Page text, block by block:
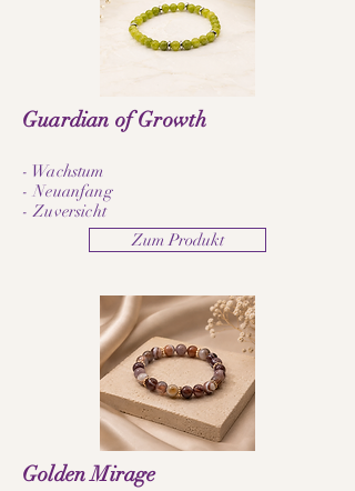
Guardian of Growth
- Wachstum
- Neuanfang
- Zuversicht
Golden Mirage
Zum Produkt